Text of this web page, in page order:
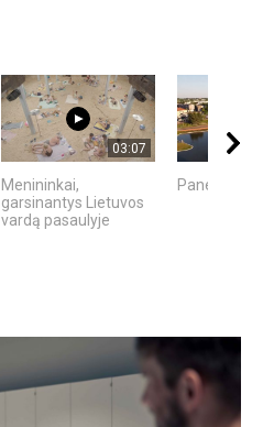
03:07
Menininkai,
garsinantys Lietuvos
vardą pasaulyje
Panevėžys